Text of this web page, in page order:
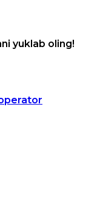
yuklab oling!